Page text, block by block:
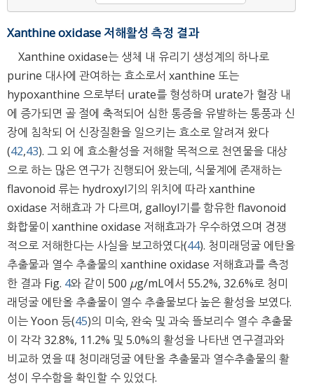
Xanthine oxidase 저해활성 측정 결과
Xanthine oxidase는 생체 내 유리기 생성계의 하나로
purine 대사에 관여하는 효소로서 xanthine 또는
hypoxanthine 으로부터 urate를 형성하며 urate가 혈장 내
에 증가되면 골 절에 축적되어 심한 통증을 유발하는 통풍과 신
장에 침착되 어 신장질환을 일으키는 효소로 알려져 왔다
(42,43). 그 외 에 효소활성을 저해할 목적으로 천연물을 대상
으로 하는 많은 연구가 진행되어 왔는데, 식물계에 존재하는
flavonoid 류는 hydroxyl기의 위치에 따라 xanthine
oxidase 저해효과 가 다르며, galloyl기를 함유한 flavonoid
화합물이 xanthine oxidase 저해효과가 우수하였으며 경쟁
적으로 저해한다는 사실을 보고하였다(44). 청미래덩굴 에탄올
추출물과 열수 추출물의 xanthine oxidase 저해효과를 측정
한 결과 Fig. 4와 같이 500 μg/mL에서 55.2%, 32.6%로 청미
래덩굴 에탄올 추출물이 열수 추출물보다 높은 활성을 보였다.
이는 Yoon 등(45)의 미숙, 완숙 및 과숙 뜰보리수 열수 추출물
이 각각 32.8%, 11.2% 및 5.0%의 활성을 나타낸 연구결과와
비교하 였을 때 청미래덩굴 에탄올 추출물과 열수추출물의 활
성이 우수함을 확인할 수 있었다.